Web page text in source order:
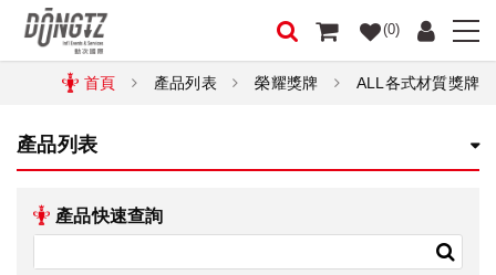
(0)
首頁 產品列表 榮耀獎牌 ALL各式材質獎牌
產品列表
產品快速查詢